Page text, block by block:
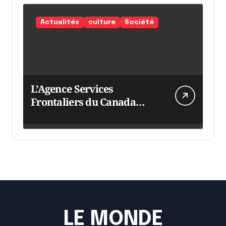
Actualités culture Société
L’Agence Services
Frontaliers du Canada
LE MONDE